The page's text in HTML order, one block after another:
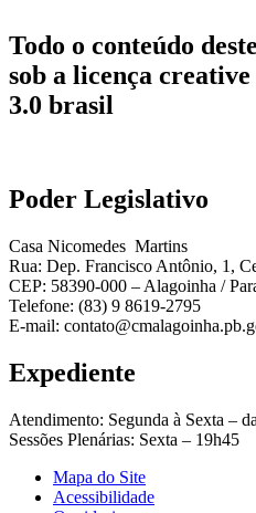
Todo o conteúdo
sob a licença
3.0 brasil
Poder Legislativo
Casa Nicomedes Martins
Rua: Dep. Francisco Antônio, 1,
CEP: 58390-000 – Alagoinha /
Telefone: (83) 9 8619-2795
E-mail:
Expediente
Atendimento: Segunda à Sexta –
Sessões Plenárias: Sexta – 19h45
Mapa do Site
Acessibilidade